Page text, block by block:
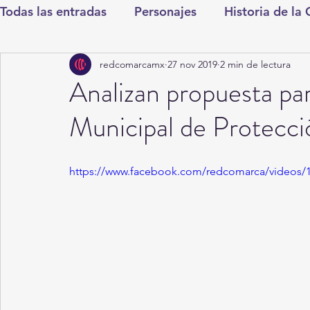
Todas las entradas Personajes Historia de la
Deportes Salud Entretenimiento
Round Cero Columnistas CDMX
Chismes Qué Curioso Gómez Palacio
Analizan propuesta
Municipal de
redcomarcamx 27 nov 2019 2 min de lectura
https://www.facebook.com/redcomarca/videos/